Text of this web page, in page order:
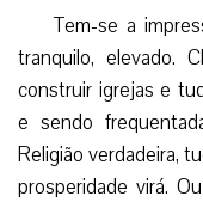
Tem-se a
tranquilo, elevado.
construir igrejas e
e sendo
Religião verdadeira,
prosperidade virá.